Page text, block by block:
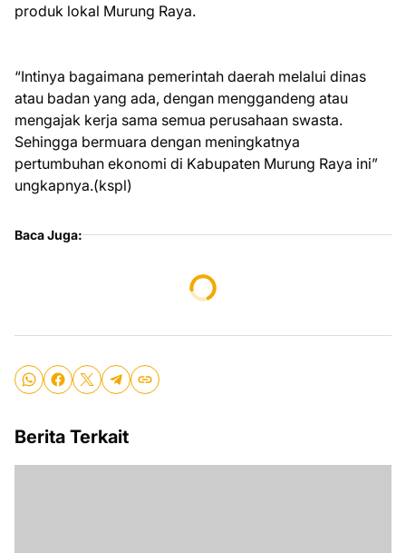
produk lokal Murung Raya.
“Intinya bagaimana pemerintah daerah melalui dinas
atau badan yang ada, dengan menggandeng atau
mengajak kerja sama semua perusahaan swasta.
Sehingga bermuara dengan meningkatnya
pertumbuhan ekonomi di Kabupaten Murung Raya ini”
ungkapnya.(kspl)
Baca Juga:
Berita Terkait